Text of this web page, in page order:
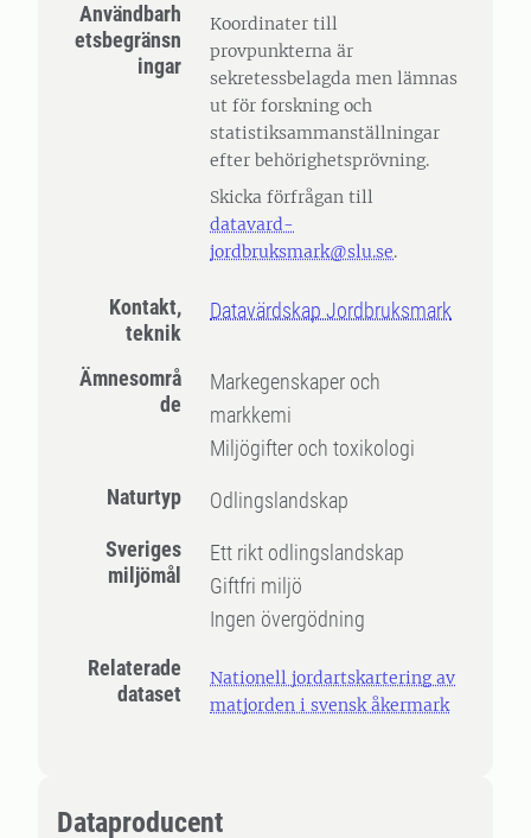
Användbarh
etsbegränsn
ingar
Koordinater till
provpunkterna är
sekretessbelagda men lämnas
ut för forskning och
statistiksammanställningar
efter behörighetsprövning.
Skicka förfrågan till
datavard-
jordbruksmark@slu.se.
Kontakt,
teknik
Datavärdskap Jordbruksmark
Ämnesområ
de
Markegenskaper och
markkemi
Miljögifter och toxikologi
Naturtyp
Odlingslandskap
Sveriges
miljömål
Ett rikt odlingslandskap
Giftfri miljö
Ingen övergödning
Relaterade
dataset
Nationell jordartskartering av
matjorden i svensk åkermark
Dataproducent